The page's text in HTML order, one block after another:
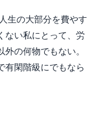
生の大部分を費やす
ない私にとって、労
の何物でもない。
有閑階級にでもなら